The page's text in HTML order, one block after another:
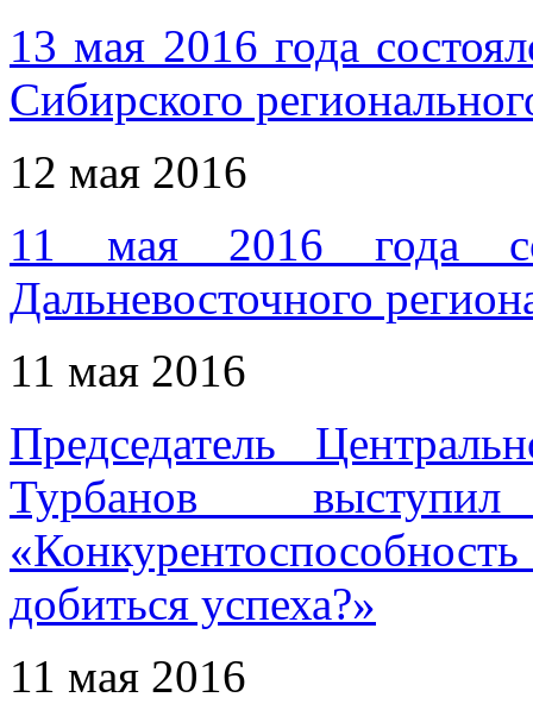
13 мая 2016 года
Сибирского
12 мая 2016
11 мая 2016 года
Дальневосточного
11 мая 2016
Председатель
Турбанов
добиться успеха?»
11 мая 2016